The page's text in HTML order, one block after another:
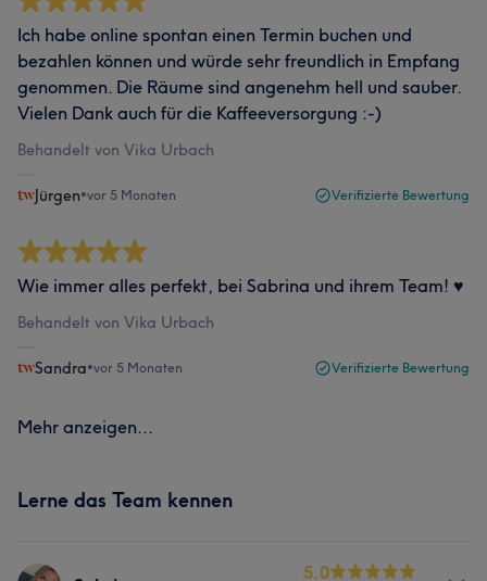
Ich habe online spontan einen Termin buchen und
bezahlen können und würde sehr freundlich in Empfang
genommen. Die Räume sind angenehm hell und sauber.
Vielen Dank auch für die Kaffeeversorgung :-)
Behandelt von Vika Urbach
Jürgen•vor 5 Monaten Verifizierte Bewertung
Wie immer alles perfekt, bei Sabrina und ihrem Team! ♥️
Behandelt von Vika Urbach
Sandra•vor 5 Monaten Verifizierte Bewertung
Mehr anzeigen...
Lerne das Team kennen
5.0